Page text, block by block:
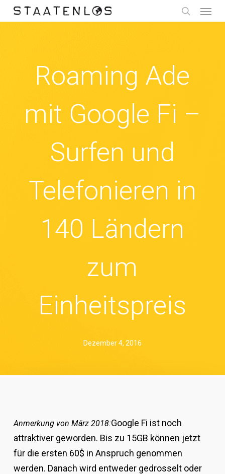
Skip
to
search
Roaming Ade
mit Google Fi –
Surfen und
Telefonieren in
140 Ländern
zum
Einheitspreis
Dezember 4, 2016
Anmerkung von März 2018:Google Fi ist noch
attraktiver geworden. Bis zu 15GB können jetzt
für die ersten 60$ in Anspruch genommen
werden. Danach wird entweder gedrosselt oder